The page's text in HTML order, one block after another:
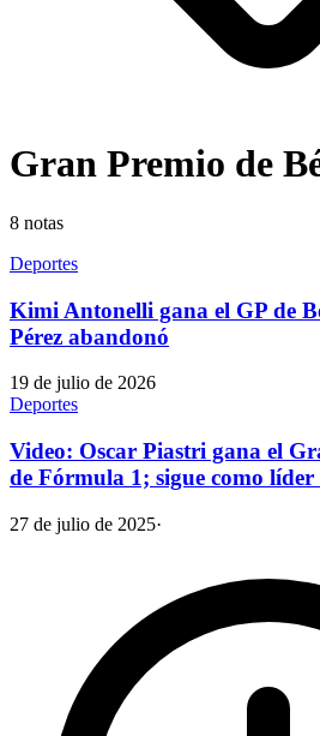
Gran Premio de
8 notas
Deportes
Kimi Antonelli gana el GP de
Pérez abandonó
19 de julio de 2026
Deportes
Video: Oscar Piastri gana el
de Fórmula 1; sigue como líder
27 de julio de 2025·